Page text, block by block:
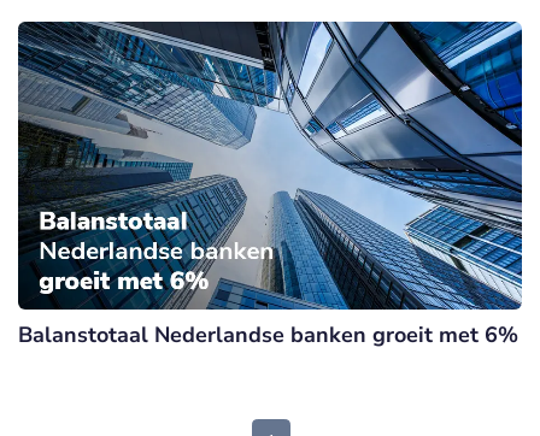
Balanstotaal Nederlandse banken groeit met 6%